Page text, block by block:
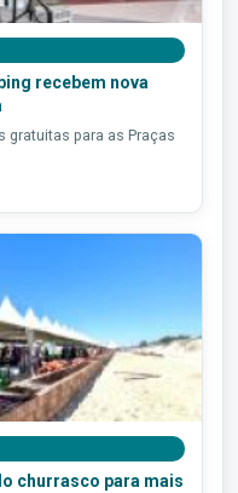
recebem nova
para as Praças
churrasco para mais